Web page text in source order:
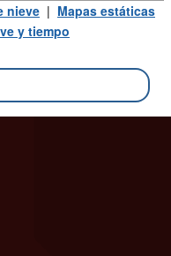
nieve | Mapas estáticas
y tiempo